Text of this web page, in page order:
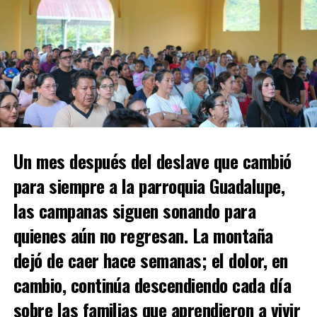
Un mes después del deslave que cambió
para siempre a la parroquia Guadalupe,
las campanas siguen sonando para
quienes aún no regresan. La montaña
dejó de caer hace semanas; el dolor, en
cambio, continúa descendiendo cada día
sobre las familias que aprendieron a vivir